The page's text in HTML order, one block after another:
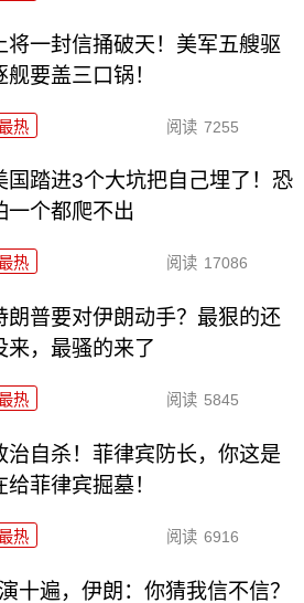
将一封信捅破天！美军五艘驱
舰要盖三口锅！
热 阅读 7255
国踏进3个大坑把自己埋了！恐
一个都爬不出
热 阅读 17086
朗普要对伊朗动手？最狠的还
来，最骚的来了
热 阅读 5845
治自杀！菲律宾防长，你这是
给菲律宾掘墓！
热 阅读 6916
十遍，伊朗：你猜我信不信？